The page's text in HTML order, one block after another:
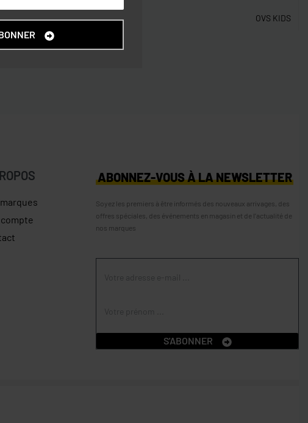
OVS KIDS
compte
ABONNEZ-VOUS À LA NEWSLETTER
Soyez les premiers à être informés des nouveaux arrivages, des
offres spéciales, des événements en magasin et de l’actualité de
nos marques
S'ABONNER